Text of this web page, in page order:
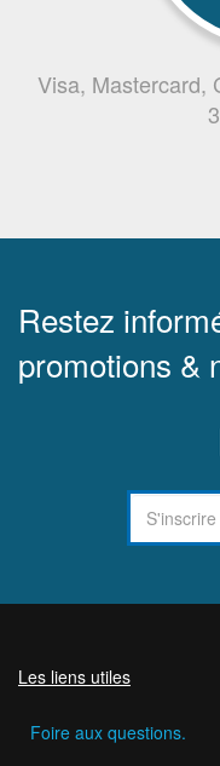
Visa, Mastercard,
Restez
promotions &
Les liens utiles
Foire aux questions.